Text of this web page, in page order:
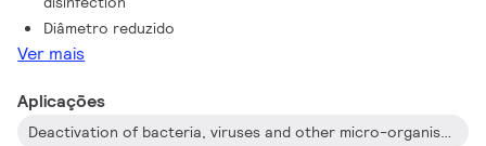
Diâmetro reduzido
Ver mais
Aplicações
Deactivation of bacteria, viruses and other micro-organisms